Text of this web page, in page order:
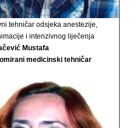
tehničar odsjeka anestezije,
i intenzivnog liječenja
Mustafa
medicinski tehničar